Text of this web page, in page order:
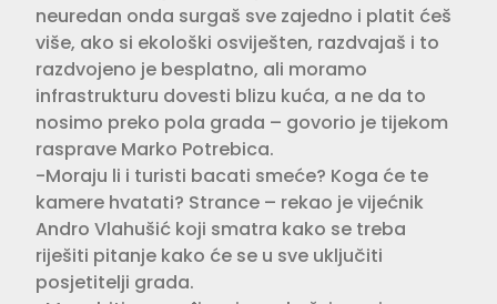
neuredan onda surgaš sve zajedno i platit ćeš
više, ako si ekološki osviješten, razdvajaš i to
razdvojeno je besplatno, ali moramo
infrastrukturu dovesti blizu kuća, a ne da to
nosimo preko pola grada – govorio je tijekom
rasprave Marko Potrebica.
-Moraju li i turisti bacati smeće? Koga će te
kamere hvatati? Strance – rekao je vijećnik
Andro Vlahušić koji smatra kako se treba
riješiti pitanje kako će se u sve uključiti
posjetitelji grada.